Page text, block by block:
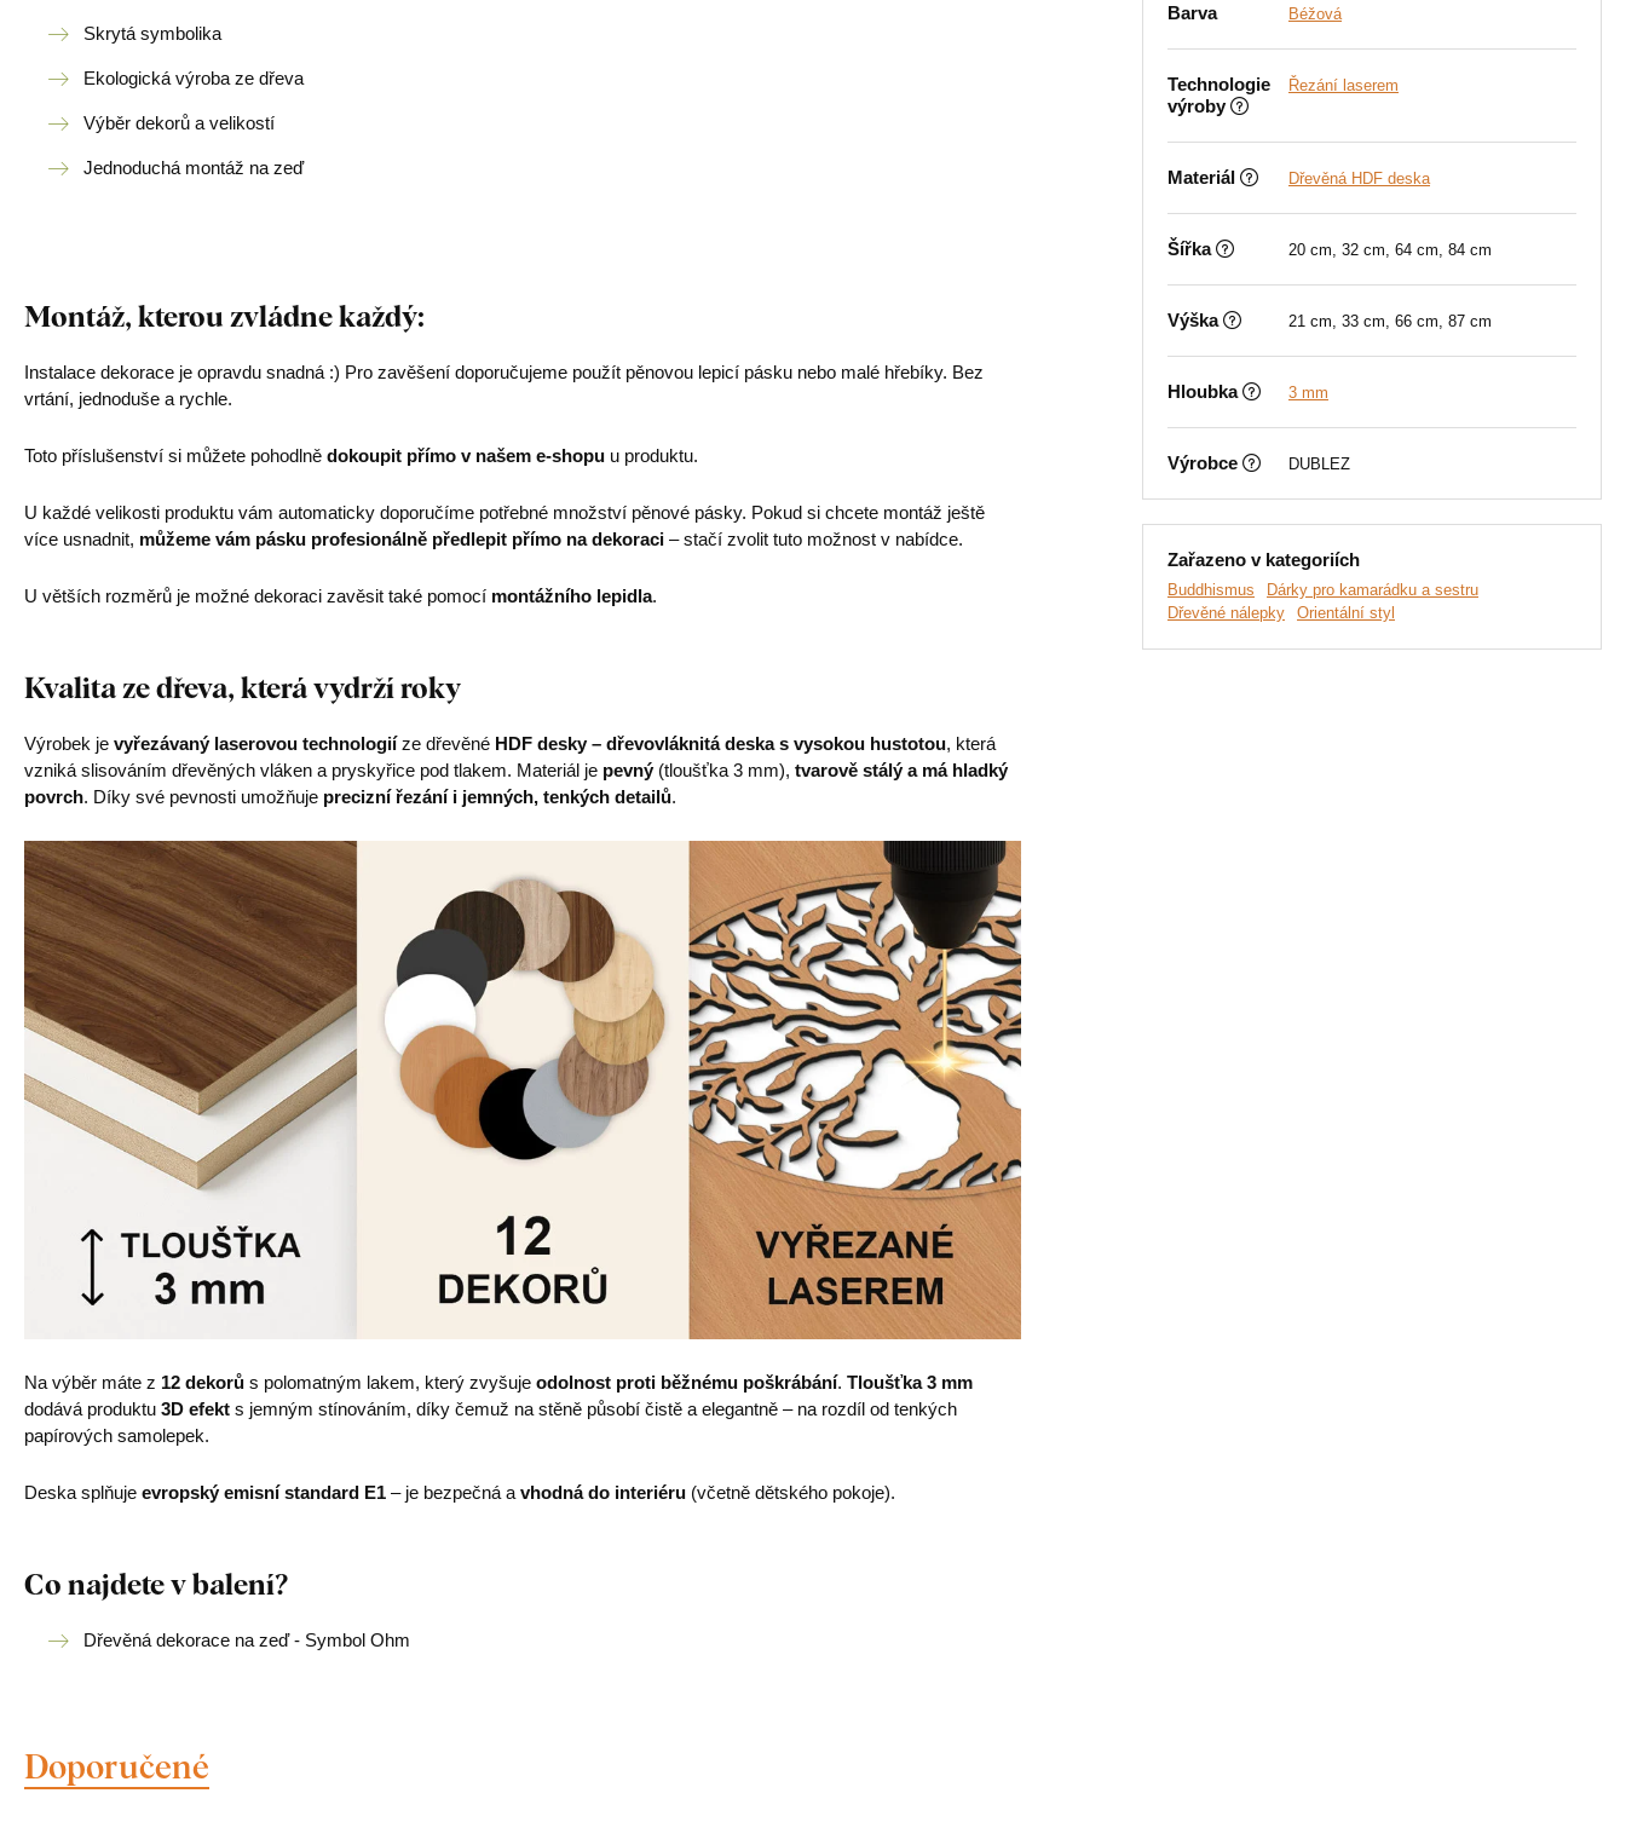
Skrytá symbolika
Ekologická výroba ze dřeva
Výběr dekorů a velikostí
Jednoduchá montáž na zeď
Montáž, kterou zvládne každý:
Instalace dekorace je opravdu snadná :) Pro zavěšení doporučujeme použít pěnovou lepicí pásku nebo malé hřebíky. Bez
vrtání, jednoduše a rychle.
Toto příslušenství si můžete pohodlně dokoupit přímo v našem e-shopu u produktu.
U každé velikosti produktu vám automaticky doporučíme potřebné množství pěnové pásky. Pokud si chcete montáž ještě
více usnadnit, můžeme vám pásku profesionálně předlepit přímo na dekoraci – stačí zvolit tuto možnost v nabídce.
U větších rozměrů je možné dekoraci zavěsit také pomocí montážního lepidla.
Kvalita ze dřeva, která vydrží roky
Výrobek je vyřezávaný laserovou technologiíze dřevěné HDF desky – dřevovláknitá deska s vysokou hustotou, která
vzniká slisováním dřevěných vláken a pryskyřice pod tlakem. Materiál je pevný (tloušťka 3 mm), tvarově stálý a má hladký
povrch. Díky své pevnosti umožňuje precizní řezání i jemných, tenkých detailů.
Na výběr máte z 12 dekorů s polomatným lakem, který zvyšuje odolnost proti běžnému poškrábání. Tloušťka 3 mm
dodává produktu 3D efekt s jemným stínováním, díky čemuž na stěně působí čistě a elegantně – na rozdíl od tenkých
papírových samolepek.
Deska splňuje evropský emisní standard E1 – je bezpečná a vhodná do interiéru (včetně dětského pokoje).
Co najdete v balení?
Dřevěná dekorace na zeď - Symbol Ohm
Barva Béžová
Technologie
výroby
Řezání laserem
Materiál Dřevěná HDF deska
Šířka 20 cm, 32 cm, 64 cm, 84 cm
Výška 21 cm, 33 cm, 66 cm, 87 cm
Hloubka 3 mm
Výrobce DUBLEZ
Zařazeno v kategoriích
Buddhismus
Dárky pro kamarádku a sestru
Dřevěné nálepky
Orientální styl
Doporučené